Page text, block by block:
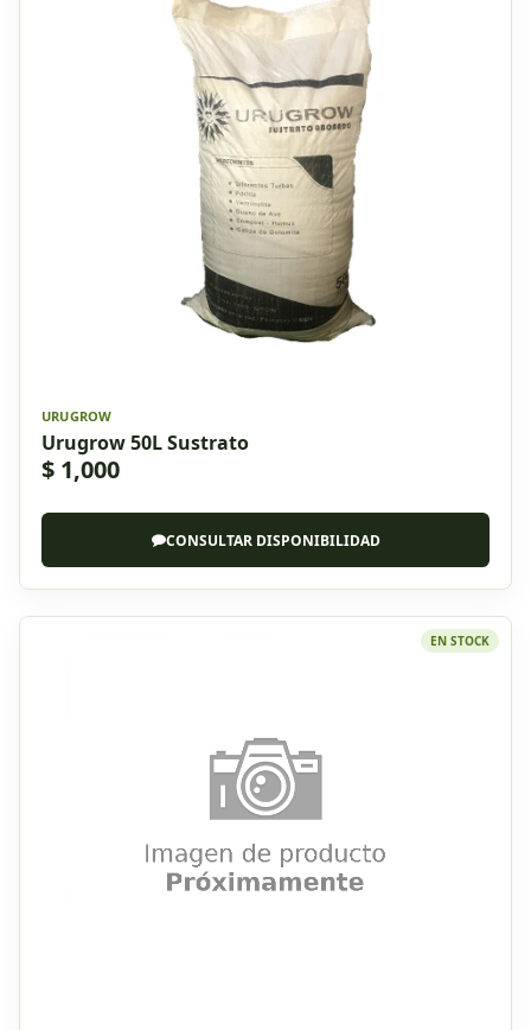
URUGROW
Urugrow 50L Sustrato
$ 1,000
CONSULTAR DISPONIBILIDAD
EN STOCK